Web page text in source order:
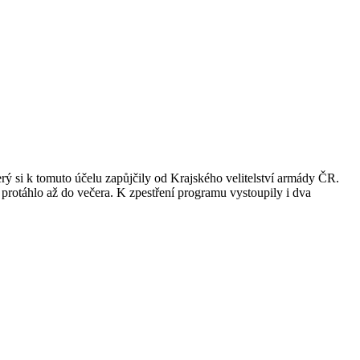
si k tomuto účelu zapůjčily od Krajského velitelství armády ČR.
až do večera. K zpestření programu vystoupily i dva